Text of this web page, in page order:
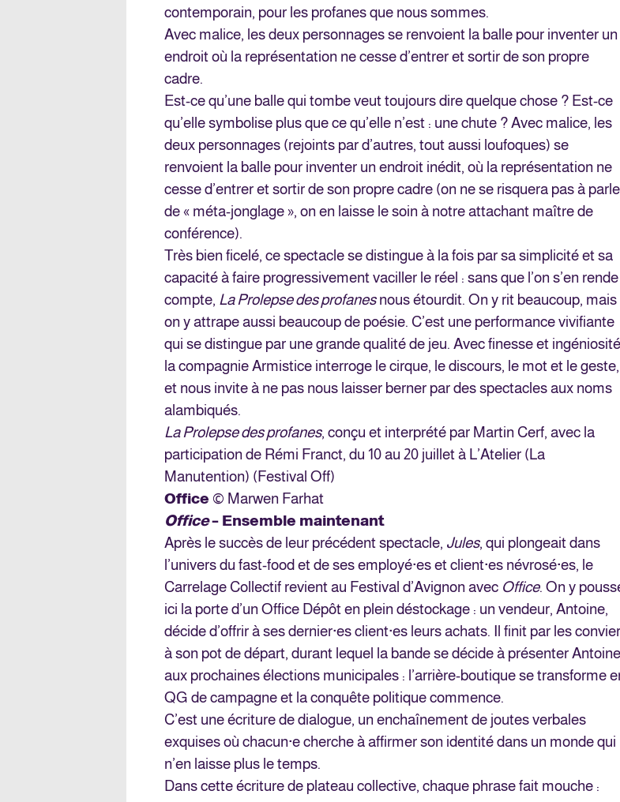
contemporain, pour les profanes que nous sommes.
Avec malice, les deux personnages se renvoient la balle pour inventer un
endroit où la représentation ne cesse d’entrer et sortir de son propre
cadre.
Est-ce qu’une balle qui tombe veut toujours dire quelque chose ? Est-ce
qu’elle symbolise plus que ce qu’elle n’est : une chute ? Avec malice, les
deux personnages (rejoints par d’autres, tout aussi loufoques) se
renvoient la balle pour inventer un endroit inédit, où la représentation ne
cesse d’entrer et sortir de son propre cadre (on ne se risquera pas à
de « méta-jonglage », on en laisse le soin à notre attachant maître de
conférence).
Très bien ficelé, ce spectacle se distingue à la fois par sa simplicité et sa
capacité à faire progressivement vaciller le réel : sans que l’on s’en rende
compte, La Prolepse des profanesnous étourdit. On y rit beaucoup, mais
on y attrape aussi beaucoup de poésie. C’est une performance vivifiante
qui se distingue par une grande qualité de jeu. Avec finesse et
la compagnie Armistice interroge le cirque, le discours, le mot et le geste,
et nous invite à ne pas nous laisser berner par des spectacles aux noms
alambiqués.
La Prolepse des profanes, conçu et interprété par Martin Cerf, avec la
participation de Rémi Franct, du 10 au 20 juillet à L’Atelier (La
Manutention) (Festival Off)
Office © Marwen Farhat
Office– Ensemble maintenant
Après le succès de leur précédent spectacle, Jules, qui plongeait dans
l’univers du fast-food et de ses employé·es et client·es névrosé·es, le
Carrelage Collectif revient au Festival d’Avignon avec Office. On y
ici la porte d’un Office Dépôt en plein déstockage : un vendeur, Antoine,
décide d’offrir à ses dernier·es client·es leurs achats. Il finit par les convier
à son pot de départ, durant lequel la bande se décide à présenter Antoine
aux prochaines élections municipales : l’arrière-boutique se transforme
QG de campagne et la conquête politique commence.
C’est une écriture de dialogue, un enchaînement de joutes verbales
exquises où chacun·e cherche à affirmer son identité dans un monde qui
n’en laisse plus le temps.
Dans cette écriture de plateau collective, chaque phrase fait mouche :